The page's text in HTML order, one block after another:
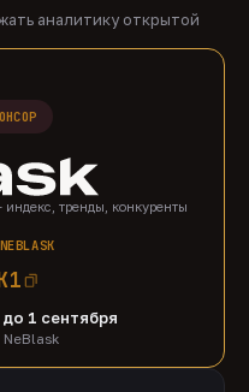
аналитику открытой
тренды, конкуренты
до 1 сентября
NeBlask